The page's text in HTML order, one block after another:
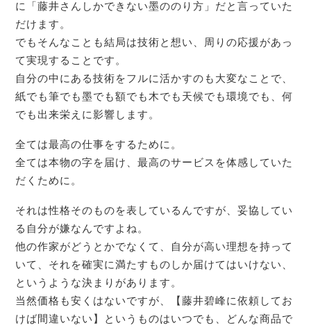
に「藤井さんしかできない墨ののり方」だと言っていた
だけます。
でもそんなことも結局は技術と想い、周りの応援があっ
て実現することです。
自分の中にある技術をフルに活かすのも大変なことで、
紙でも筆でも墨でも額でも木でも天候でも環境でも、何
でも出来栄えに影響します。
全ては最高の仕事をするために。
全ては本物の字を届け、最高のサービスを体感していた
だくために。
それは性格そのものを表しているんですが、妥協してい
る自分が嫌なんですよね。
他の作家がどうとかでなくて、自分が高い理想を持って
いて、それを確実に満たすものしか届けてはいけない、
というような決まりがあります。
当然価格も安くはないですが、【藤井碧峰に依頼してお
けば間違いない】というものはいつでも、どんな商品で